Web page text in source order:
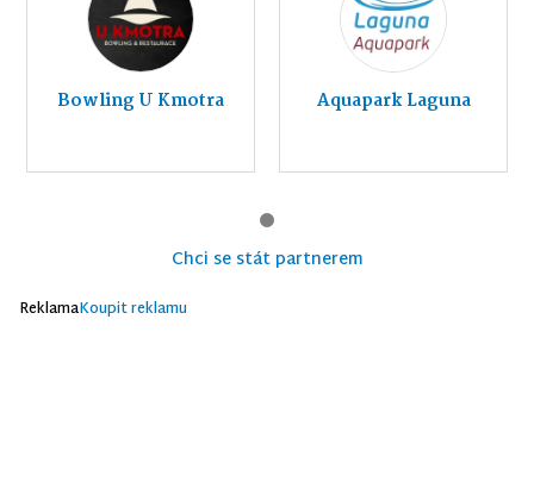
Bowling U Kmotra Aquapark Laguna
Chci se stát partnerem
ReklamaKoupit reklamu